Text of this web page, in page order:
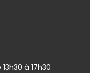
à 17h30